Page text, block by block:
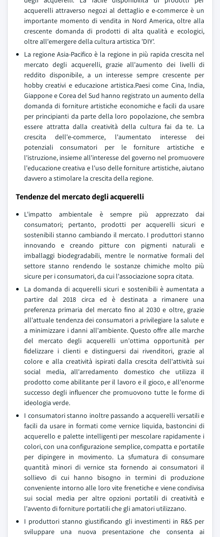
acquerelli attraverso negozi al dettaglio e e-commerce è un
importante momento di vendita in Nord America, oltre alla
crescente domanda di prodotti di alta qualità e ecologici,
oltre all'emergere della cultura artistica 'DIY'.
La regione Asia-Pacifico è la regione in più rapida crescita nel
mercato degli acquerelli, grazie all'aumento dei livelli di
reddito disponibile, a un interesse sempre crescente per
hobby creativi e educazione artistica.Paesi come Cina, India,
Giappone e Corea del Sud hanno registrato un aumento della
domanda di forniture artistiche economiche e facili da usare
per principianti da parte della loro popolazione, che sembra
essere attratta dalla creatività della cultura fai da te. La
crescita dell'e-commerce, l'aumentato interesse dei
potenziali consumatori per le forniture artistiche e
l'istruzione, insieme all'interesse del governo nel promuovere
l'educazione creativa e l'uso delle forniture artistiche, aiutano
davvero a stimolare la crescita della regione.
Tendenze del mercato degli acquerelli
L'impatto ambientale è sempre più apprezzato dai
consumatori; pertanto, prodotti per acquerelli sicuri e
sostenibili stanno cambiando il mercato. I produttori stanno
innovando e creando pitture con pigmenti naturali e
imballaggi biodegradabili, mentre le normative formali del
settore stanno rendendo le sostanze chimiche molto più
sicure per i consumatori, da cui l'associazione sopra citata.
La domanda di acquerelli sicuri e sostenibili è aumentata a
partire dal 2018 circa ed è destinata a rimanere una
preferenza primaria del mercato fino al 2030 e oltre, grazie
all'attuale tendenza dei consumatori a privilegiare la salute e
a minimizzare i danni all'ambiente. Questo offre alle marche
del mercato degli acquerelli un'ottima opportunità per
fidelizzare i clienti e distinguersi dai rivenditori, grazie al
colore e alla creatività ispirati dalla crescita dell'attività sui
social media, all'arredamento domestico che utilizza il
prodotto come abilitante per il lavoro e il gioco, e all'enorme
successo degli influencer che promuovono tutte le forme di
ideologia verde.
I consumatori stanno inoltre passando a acquerelli versatili e
facili da usare in formati come vernice liquida, bastoncini di
acquerello e palette intelligenti per mescolare rapidamente i
colori, con una configurazione semplice, compatta e portatile
per dipingere in movimento. La sfumatura di consumare
quantità minori di vernice sta fornendo ai consumatori il
sollievo di cui hanno bisogno in termini di produzione
conveniente intorno alle loro vite frenetiche e viene condivisa
sui social media per altre opzioni portatili di creatività e
l'avvento di forniture portatili che gli amatori utilizzano.
I produttori stanno giustificando gli investimenti in R&S per
sviluppare una nuova presentazione che consenta ai